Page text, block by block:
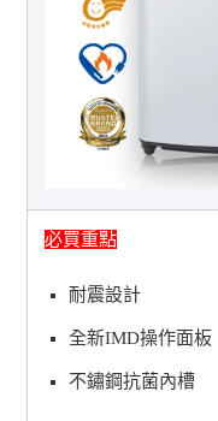
必買重點
耐震設計
全新IMD操作面板
不鏽鋼抗菌內槽